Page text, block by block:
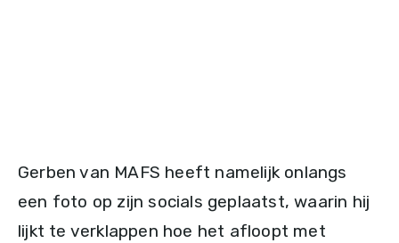
Gerben van MAFS heeft namelijk onlangs
een foto op zijn socials geplaatst, waarin hij
lijkt te verklappen hoe het afloopt met